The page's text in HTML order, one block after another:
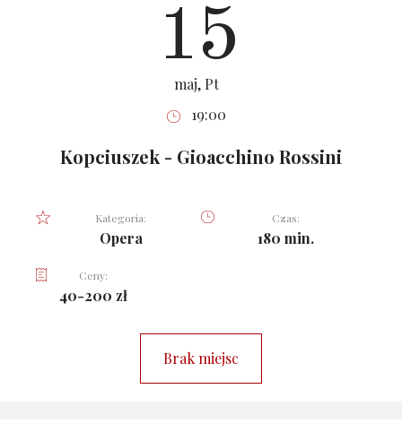
15
maj, Pt
19:00
Kopciuszek - Gioacchino Rossini
Kategoria:
Opera
Czas:
180 min.
Ceny:
40-200 zł
Brak miejsc